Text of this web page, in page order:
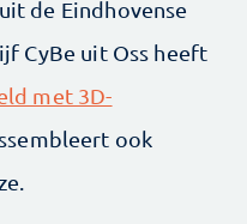
de Eindhovense
CyBe uit Oss heeft
met 3D-
ook